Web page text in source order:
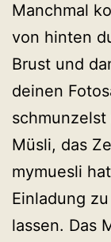
Manchmal
von hinten
Brust und
deinen
Müsli, das
mymuesli
Einladung
lassen. Das